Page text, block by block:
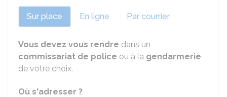
Sur place En ligne Par courrier
Vous devez vous rendre dans un
commissariat de police ou à la gendarmerie
de votre choix.
Où s'adresser ?